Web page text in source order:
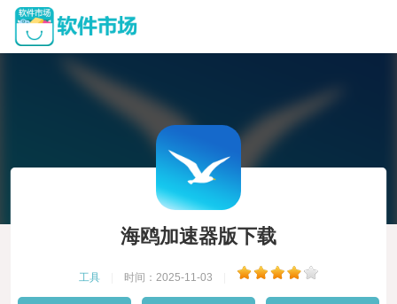
海鸥加速器版下载
工具 时间：2025-11-03